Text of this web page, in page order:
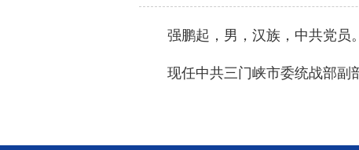
强鹏起，男，汉族，中共党员。
现任中共三门峡市委统战部副